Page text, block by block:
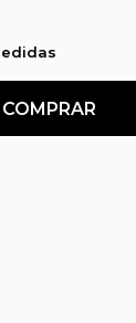
COMPRAR